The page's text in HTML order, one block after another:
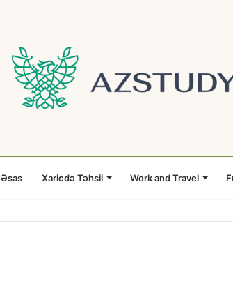
Əsas Xaricdə Təhsil Work and Travel